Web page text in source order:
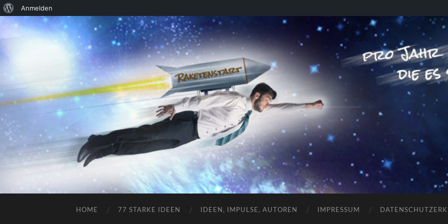
Über
WordPress
Anmelden
RAKETENSTART
Pro Jahr 77 kreative Ideen, die es schaffen können ...
HOME 77 STARKE IDEEN IDEEN, IMPULSE, AUTOREN IMPRESSUM